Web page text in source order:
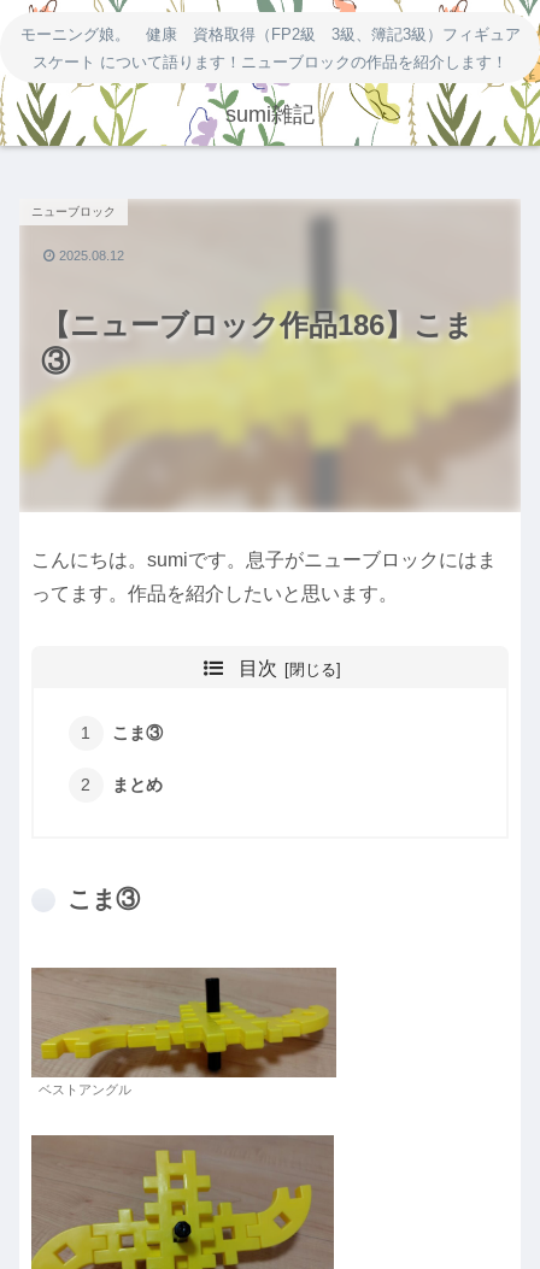
モーニング娘。 健康 資格取得（FP2級 3級、簿記3級）フィギュア
スケート について語ります！ニューブロックの作品を紹介します！
sumi雑記
【ニューブロック作品186】こま
③
ニューブロック
2025.08.12
こんにちは。sumiです。息子がニューブロックにはま
ってます。作品を紹介したいと思います。
目次
こま③
まとめ
こま③
ベストアングル